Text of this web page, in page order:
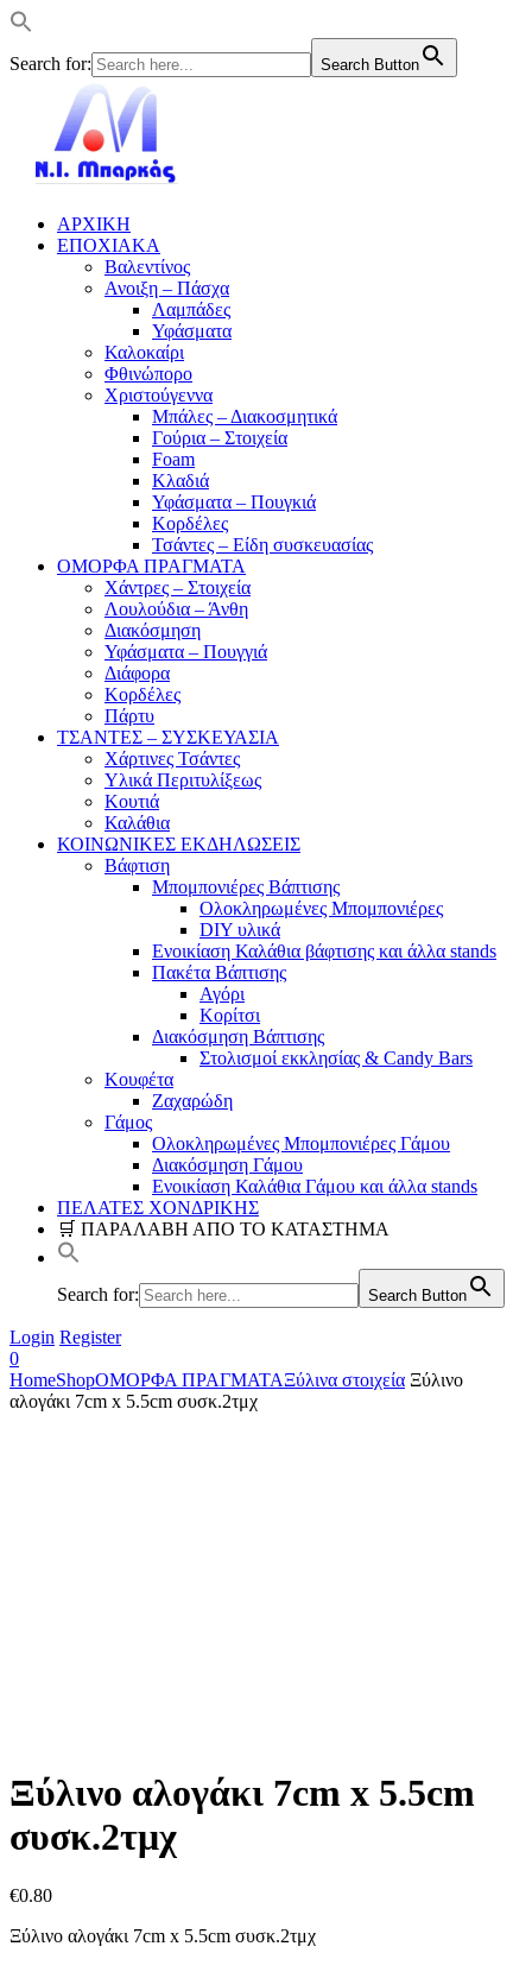
Search for: Search Button
ΑΡΧΙΚΗ
ΕΠΟΧΙΑΚΑ
Βαλεντίνος
Ανοιξη – Πάσχα
Λαμπάδες
Υφάσματα
Καλοκαίρι
Φθινώπορο
Χριστούγεννα
Μπάλες – Διακοσμητικά
Γούρια – Στοιχεία
Foam
Κλαδιά
Υφάσματα – Πουγκιά
Κορδέλες
Τσάντες – Είδη συσκευασίας
ΟΜΟΡΦΑ ΠΡΑΓΜΑΤΑ
Χάντρες – Στοιχεία
Λουλούδια – Άνθη
Διακόσμηση
Υφάσματα – Πουγγιά
Διάφορα
Κορδέλες
Πάρτυ
ΤΣΑΝΤΕΣ – ΣΥΣΚΕΥΑΣΙΑ
Χάρτινες Τσάντες
Υλικά Περιτυλίξεως
Κουτιά
Καλάθια
ΚΟΙΝΩΝΙΚΕΣ ΕΚΔΗΛΩΣΕΙΣ
Βάφτιση
Μπομπονιέρες Βάπτισης
Ολοκληρωμένες Μπομπονιέρες
DIY υλικά
Ενοικίαση Καλάθια βάφτισης και άλλα stands
Πακέτα Βάπτισης
Αγόρι
Κορίτσι
Διακόσμηση Βάπτισης
Στολισμοί εκκλησίας & Candy Bars
Κουφέτα
Ζαχαρώδη
Γάμος
Ολοκληρωμένες Μπομπονιέρες Γάμου
Διακόσμηση Γάμου
Ενοικίαση Καλάθια Γάμου και άλλα stands
ΠΕΛΑΤΕΣ ΧΟΝΔΡΙΚΗΣ
🛒 ΠΑΡΑΛΑΒΗ ΑΠΟ ΤΟ ΚΑΤΑΣΤΗΜΑ
Search for: Search Button
Login Register
0
HomeShopΟΜΟΡΦΑ ΠΡΑΓΜΑΤΑΞύλινα στοιχεία Ξύλινο
αλογάκι 7cm x 5.5cm συσκ.2τμχ
Ξύλινο αλογάκι 7cm x 5.5cm
συσκ.2τμχ
€0.80
Ξύλινο αλογάκι 7cm x 5.5cm συσκ.2τμχ